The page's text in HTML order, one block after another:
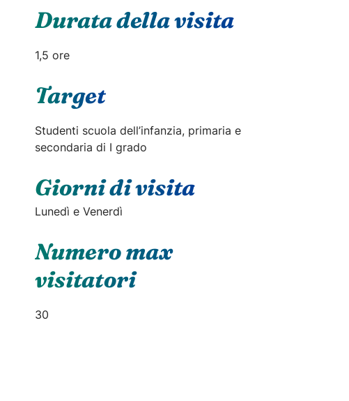
Durata della visita
1,5 ore
Target
Studenti scuola dell’infanzia, primaria e
secondaria di I grado
Giorni di visita
Lunedì e Venerdì
Numero max
visitatori
30